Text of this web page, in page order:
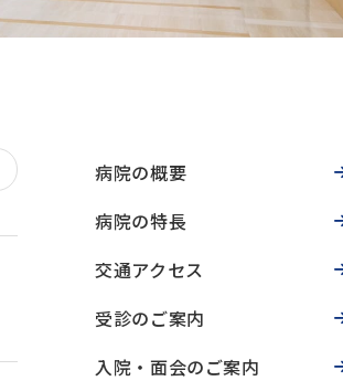
病院の概要
病院の特長
交通アクセス
受診のご案内
入院・面会のご案内